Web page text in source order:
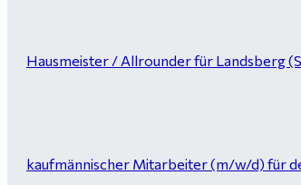
Hausmeister / Allrounder für Landsberg
kaufmännischer Mitarbeiter (m/w/d) für